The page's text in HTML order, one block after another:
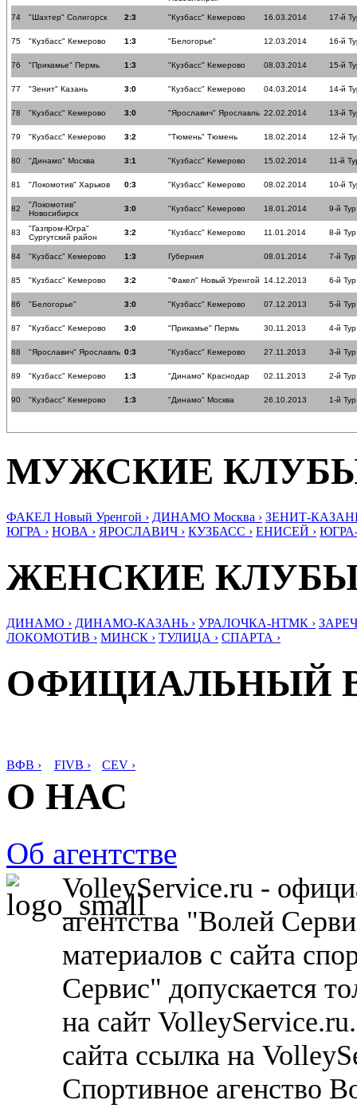
74 "Шахтер" Солигорск 2:3 "Кузбасс" Кемерово 16.03.2014 17-й
75 "Кузбасс" Кемерово 1:3 "Белогорье" 12.03.2014 16-й
76 "Прикамье" Пермь 1:3 "Кузбасс" Кемерово 08.03.2014 15-й
77 "Зенит" Казань 3:0 "Кузбасс" Кемерово 04.03.2014 14-й
78 "Кузбасс" Кемерово 3:0 "Ярославич" Ярославль 22.02.2014 13-й
79 "Кузбасс" Кемерово 3:2 "Тюмень" Тюмень 18.02.2014 12-й
80 "Динамо" Москва 3:1 "Кузбасс" Кемерово 15.02.2014 11-й
81 "Локомотив" Харьков 0:3 "Кузбасс" Кемерово 08.02.2014 10-й
82
"Локомотив"
Новосибирск
3:0 "Кузбасс" Кемерово 18.01.2014 9-й Тур
83
"Газпром-Югра"
Сургутский район
3:2 "Кузбасс" Кемерово 11.01.2014 8-й Тур
84 "Кузбасс" Кемерово 1:3 Губерния 08.01.2014 7-й Тур
85 "Кузбасс" Кемерово 3:2 "Факел" Новый Уренгой 14.12.2013 6-й Тур
86 "Белогорье" 3:0 "Кузбасс" Кемерово 07.12.2013 5-й Тур
87 "Кузбасс" Кемерово 3:0 "Прикамье" Пермь 30.11.2013 4-й Тур
88 "Ярославич" Ярославль 0:3 "Кузбасс" Кемерово 27.11.2013 3-й Тур
89 "Кузбасс" Кемерово 1:3 "Динамо" Краснодар 02.11.2013 2-й Тур
90 "Кузбасс" Кемерово 1:3 "Динамо" Москва 26.10.2013 1-й Тур
МУЖСКИЕ
ФАКЕЛ Новый Уренгой › ДИНАМО Москва › ЗЕНИТ-
ЮГРА › НОВА › ЯРОСЛАВИЧ › КУЗБАСС › ЕНИСЕЙ ›
ЖЕНСКИЕ
ДИНАМО › ДИНАМО-КАЗАНЬ › УРАЛОЧКА-НТМК ›
ЛОКОМОТИВ › МИНСК › ТУЛИЦА › СПАРТА ›
ОФИЦИАЛЬНЫЙ
ВФВ › FIVB › CEV ›
О НАС
Об агентстве
VolleyService.ru -
агентства "Волей
материалов с сайта
Сервис" допускается
на сайт
сайта ссылка на
Спортивное агенство